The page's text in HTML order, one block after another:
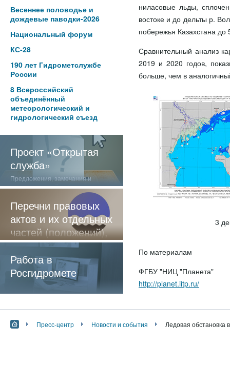
Весеннее половодье и
дождевые паводки-2026
Национальный форум
КС-28
190 лет Гидрометслужбе
России
8 Всероссийский
объединённый
метеорологический и
гидрологический съезд
Проект «Открытая
служба»
Предложения, замечания и
отзывы о нашей работе
Перечни правовых
актов и их отдельных
частей (положений),
содержащие
обязательные
требования
Работа в
Росгидромете
ниласовые льды,
востоке и до дельты р.
побережья Казахстана до
Сравнительный анализ
2019 и 2020 годов,
больше, чем в
3
По материалам
ФГБУ "НИЦ "Планета"
http://planet.iitp.ru/
Пресс-центр Новости и события Ледовая обстановка